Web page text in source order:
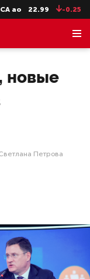
-0.25
новые
Петрова